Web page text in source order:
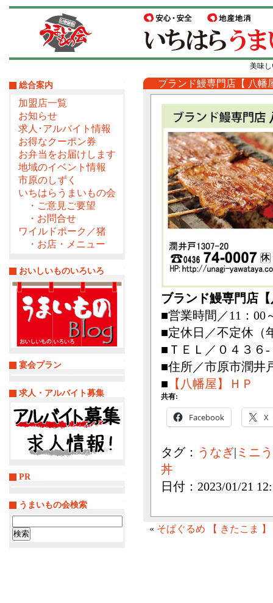
美味
ブランド鰻専門店【 八幡
ブランド鰻専門店
■営業時間／11：00
■定休日／不定休（
■ＴＥＬ／０４３６
■住所／市原市潤井
■ 【八幡屋】ＨＰ
共有:
Facebook X
タグ： うなぎ| ミニ
丼
日付：2023/01/21
« そばぐるめ 【 きたこま 】
総合案内
加盟店一覧
お知らせ
求人･アルバイト情報
お得なクーポン券
お弁当をお届けします
地域のイベント情報
市原のしずく
いちはらうまいもの会
・ご意見ご要望
・お問合せ
ワイルドポーク／猪
・お店・メニュー
おいしいものいろいろ
宴会プラン
求人・アルバイト募集
PR
うまいもの会検索
索: